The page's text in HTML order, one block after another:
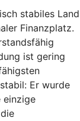
stabiles Land
Finanzplatz.
ist gering
Er wurde
einzige